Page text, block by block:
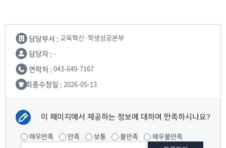
담당부서 : 교육혁신·학생성공본부
담당자 : -
연락처 : 043-649-7167
최종수정일 : 2026-05-13
이 페이지에서 제공하는 정보에 대하여 만족하시나요?
매우만족 만족 보통 불만족 매우불만족